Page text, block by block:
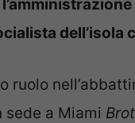
dell’isola
sede a Miami